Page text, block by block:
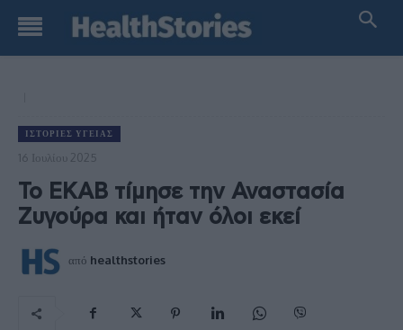
ΙΣΤΟΡΊΕΣ ΥΓΕΊΑΣ
16 Ιουλίου 2025
Το ΕΚΑΒ τίμησε την Αναστασία
Ζυγούρα και ήταν όλοι εκεί
από healthstories